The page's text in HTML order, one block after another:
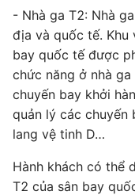
- Nhà ga T2: Nhà
địa và quốc tế. Khu
bay quốc tế được
chức năng ở nhà
chuyến bay khởi
quản lý các chuyến
lang vệ tinh D…
Hành khách có thể
T2 của sân bay